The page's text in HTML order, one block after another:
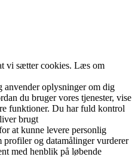
vi sætter cookies. Læs om
anvender oplysninger om dig
du bruger vores tjenester, vise
funktioner. Du har fuld kontrol
brugt
at kunne levere personlig
og datamålinger vurderer
med henblik på løbende